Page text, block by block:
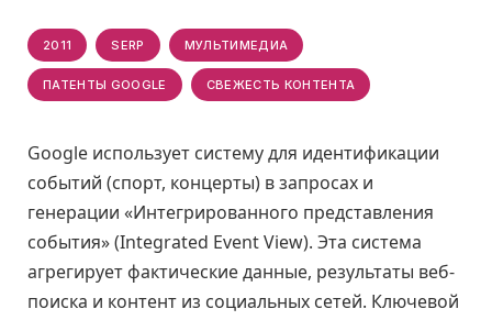
2011 SERP МУЛЬТИМЕДИА
ПАТЕНТЫ GOOGLE СВЕЖЕСТЬ КОНТЕНТА
Google использует систему для идентификации
событий (спорт, концерты) в запросах и
генерации «Интегрированного представления
события» (Integrated Event View). Эта система
агрегирует фактические данные, результаты веб-
поиска и контент из социальных сетей. Ключевой